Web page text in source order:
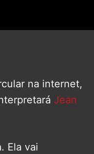
na internet,
Jean
Ela vai